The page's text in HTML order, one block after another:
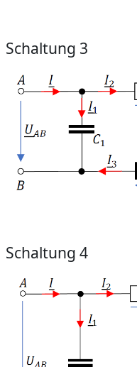
Schaltung 3
Schaltung 4